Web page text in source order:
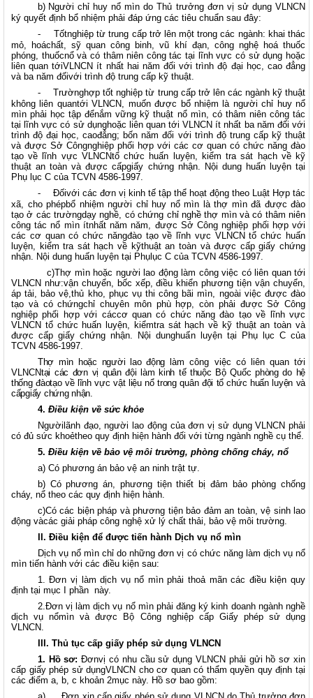
b) Người chỉ huy nổ mìn do Thủ trưởng đơn vị sử dụng VLNCN
ký quyết định bổ nhiệm phải đáp ứng các tiêu chuẩn sau đây:
-
Tốtnghiệp từ trung cấp trở lên một trong các ngành: khai thác
mỏ, hoáchất, sỹ quan công binh, vũ khí đạn, công nghệ hoá thuốc
phóng, thuốcnổ và có thâm niên công tác tại lĩnh vực có sử dụng hoặc
liên quan tớiVLNCN ít nhất hai năm đối với trình độ đại học, cao đẳng
và ba năm đốivới trình độ trung cấp kỹ thuật.
-
Trườnghợp tốt nghiệp từ trung cấp trở lên các ngành kỹ thuật
không liên quantới VLNCN, muốn được bổ nhiệm là người chỉ huy nổ
mìn phải học tập đểnắm vững kỹ thuật nổ mìn, có thâm niên công tác
tại lĩnh vực có sử dụnghoặc liên quan tới VLNCN ít nhất ba năm đối với
trình độ đại học, caođẳng; bốn năm đối với trình độ trung cấp kỹ thuật
và được Sở Côngnghiệp phối hợp với các cơ quan có chức năng đào
tạo về lĩnh vực VLNCNtổ chức huấn luyện, kiểm tra sát hạch về kỹ
thuật an toàn và được cấpgiấy chứng nhận. Nội dung huấn luyện tại
Phụ lục C của TCVN 4586-1997.
-
Đốivới các đơn vị kinh tế tập thể hoạt động theo Luật Hợp tác
xã, cho phépbổ nhiệm người chỉ huy nổ mìn là thợ mìn đã được đào
tạo ở các trườngdạy nghề, có chứng chỉ nghề thợ mìn và có thâm niên
công tác nổ mìn ítnhất năm năm, được Sở Công nghiệp phối hợp với
các cơ quan có chức năngđào tạo về lĩnh vực VLNCN tổ chức huấn
luyện, kiểm tra sát hạch về kỹthuật an toàn và được cấp giấy chứng
nhận. Nội dung huấn luyện tại Phụlục C của TCVN 4586-1997.
c)Thợ mìn hoặc người lao động làm công việc có liên quan tới
VLNCN như:vận chuyển, bốc xếp, điều khiển phương tiện vận chuyển,
áp tải, bảo vệ,thủ kho, phục vụ thi công bãi mìn, ngoài việc được đào
tạo và có chứngchỉ chuyên môn phù hợp, còn phải được Sở Công
nghiệp phối hợp với cáccơ quan có chức năng đào tạo về lĩnh vực
VLNCN tổ chức huấn luyện, kiểmtra sát hạch về kỹ thuật an toàn và
được cấp giấy chứng nhận. Nội dunghuấn luyện tại Phụ lục C của
TCVN 4586-1997.
Thợ mìn hoặc người lao động làm công việc có liên quan tới
VLNCNtại các đơn vị quân đội làm kinh tế thuộc Bộ Quốc phòng do hệ
thống đàotạo về lĩnh vực vật liệu nổ trong quân đội tổ chức huấn luyện và
cấpgiấy chứng nhận.
4. Điều kiện về sức khỏe
Ngườilãnh đạo, người lao động của đơn vị sử dụng VLNCN phải
có đủ sức khoẻtheo quy định hiện hành đối với từng ngành nghề cụ thể.
5. Điều kiện về bảo vệ môi trường, phòng chống cháy, nổ
a) Có phương án bảo vệ an ninh trật tự.
b) Có phương án, phương tiện thiết bị đảm bảo phòng chống
cháy, nổ theo các quy định hiện hành.
c)Có các biện pháp và phương tiện bảo đảm an toàn, vệ sinh lao
động vàcác giải pháp công nghệ xử lý chất thải, bảo vệ môi trường.
II. Điều kiện để được tiến hành Dịch vụ nổ mìn
Dịch vụ nổ mìn chỉ do những đơn vị có chức năng làm dịch vụ nổ
mìn tiến hành với các điều kiện sau:
1. Đơn vị làm dịch vụ nổ mìn phải thoả mãn các điều kiện quy
định tại mục I phần này.
2.Đơn vị làm dịch vụ nổ mìn phải đăng ký kinh doanh ngành nghề
dịch vụ nổmìn và được Bộ Công nghiệp cấp Giấy phép sử dụng
VLNCN.
III. Thủ tục cấp giấy phép sử dụng VLNCN
1. Hồ sơ:Đơnvị có nhu cầu sử dụng VLNCN phải gửi hồ sơ xin
cấp giấy phép sử dụngVLNCN cho cơ quan có thẩm quyền quy định tại
các điểm a, b, c khoản 2mục này. Hồ sơ bao gồm: